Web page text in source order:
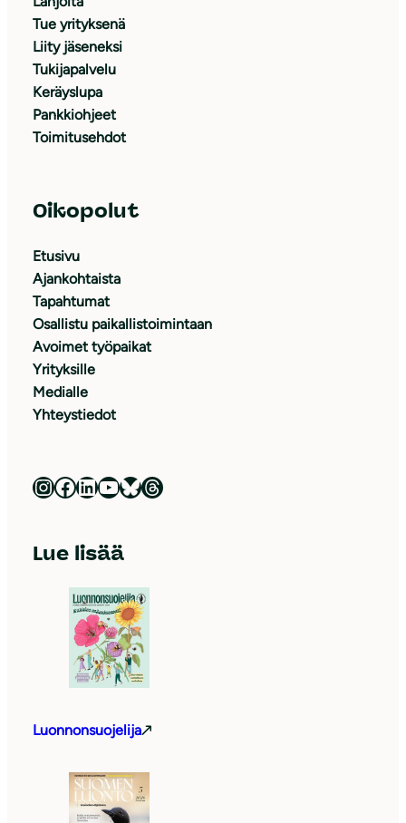
Tue yrityksenä
Liity jäseneksi
Tukijapalvelu
Keräyslupa
Pankkiohjeet
Toimitusehdot
Oikopolut
Etusivu
Ajankohtaista
Tapahtumat
Osallistu paikallistoimintaan
Avoimet työpaikat
Yrityksille
Medialle
Yhteystiedot
Luonnonsuojeluliitto Instagramissa Luonnonsuojeluliitto Facebookissa Luonnonsuojeluliitto LinkedInissä Luonnonsuojeluliiton YouTube-kanava Luonnonsuojeluliitto Blueskyssa Luonnonsuojeluliitto Threadsissa
Lue lisää
Luonnonsuojelija